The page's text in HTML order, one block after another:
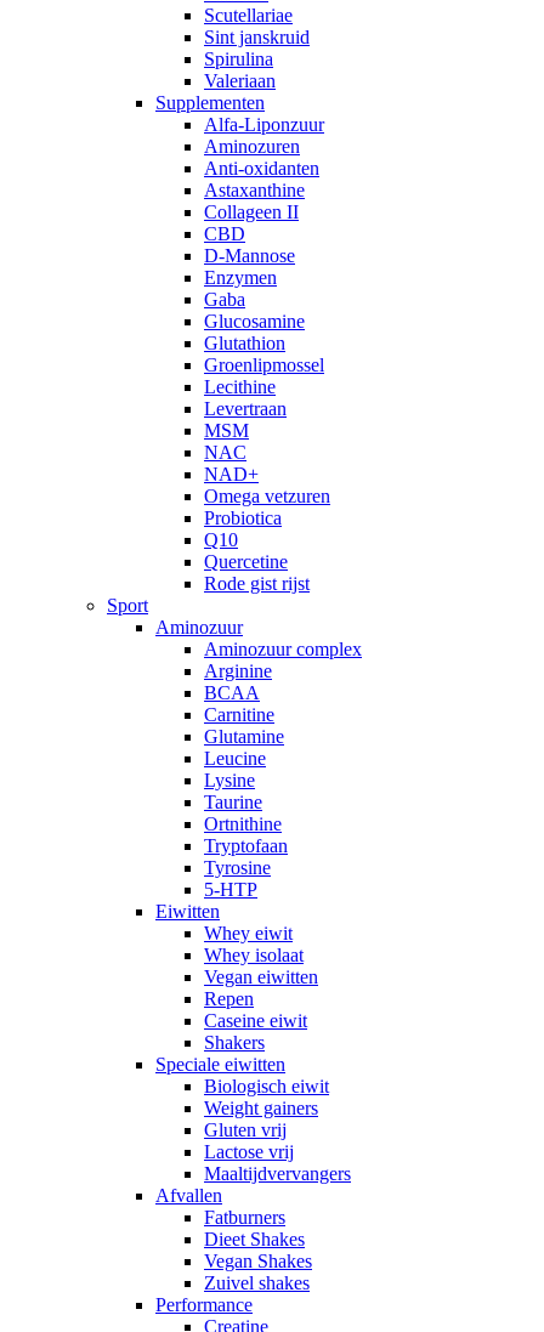
Scutellariae
Sint janskruid
Spirulina
Valeriaan
Supplementen
Alfa-Liponzuur
Aminozuren
Anti-oxidanten
Astaxanthine
Collageen II
CBD
D-Mannose
Enzymen
Gaba
Glucosamine
Glutathion
Groenlipmossel
Lecithine
Levertraan
MSM
NAC
NAD+
Omega vetzuren
Probiotica
Q10
Quercetine
Rode gist rijst
Sport
Aminozuur
Aminozuur complex
Arginine
BCAA
Carnitine
Glutamine
Leucine
Lysine
Taurine
Ortnithine
Tryptofaan
Tyrosine
5-HTP
Eiwitten
Whey eiwit
Whey isolaat
Vegan eiwitten
Repen
Caseine eiwit
Shakers
Speciale eiwitten
Biologisch eiwit
Weight gainers
Gluten vrij
Lactose vrij
Maaltijdvervangers
Afvallen
Fatburners
Dieet Shakes
Vegan Shakes
Zuivel shakes
Performance
Creatine